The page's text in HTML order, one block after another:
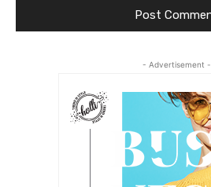
- Advertisement -